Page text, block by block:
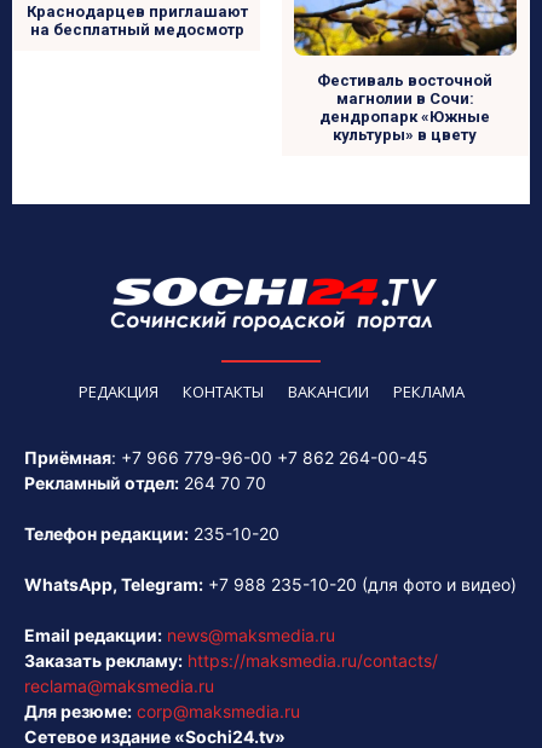
Краснодарцев приглашают
на бесплатный медосмотр
Фестиваль восточной
магнолии в Сочи:
дендропарк «Южные
культуры» в цвету
РЕДАКЦИЯ КОНТАКТЫ ВАКАНСИИ РЕКЛАМА
Приёмная: +7 966 779-96-00 +7 862 264-00-45
Рекламный отдел: 264 70 70
Телефон редакции: 235-10-20
WhatsApp, Telegram: +7 988 235-10-20 (для фото и видео)
Email редакции: news@maksmedia.ru
Заказать рекламу: https://maksmedia.ru/contacts/
reclama@maksmedia.ru
Для резюме: corp@maksmedia.ru
Сетевое издание «Sochi24.tv»